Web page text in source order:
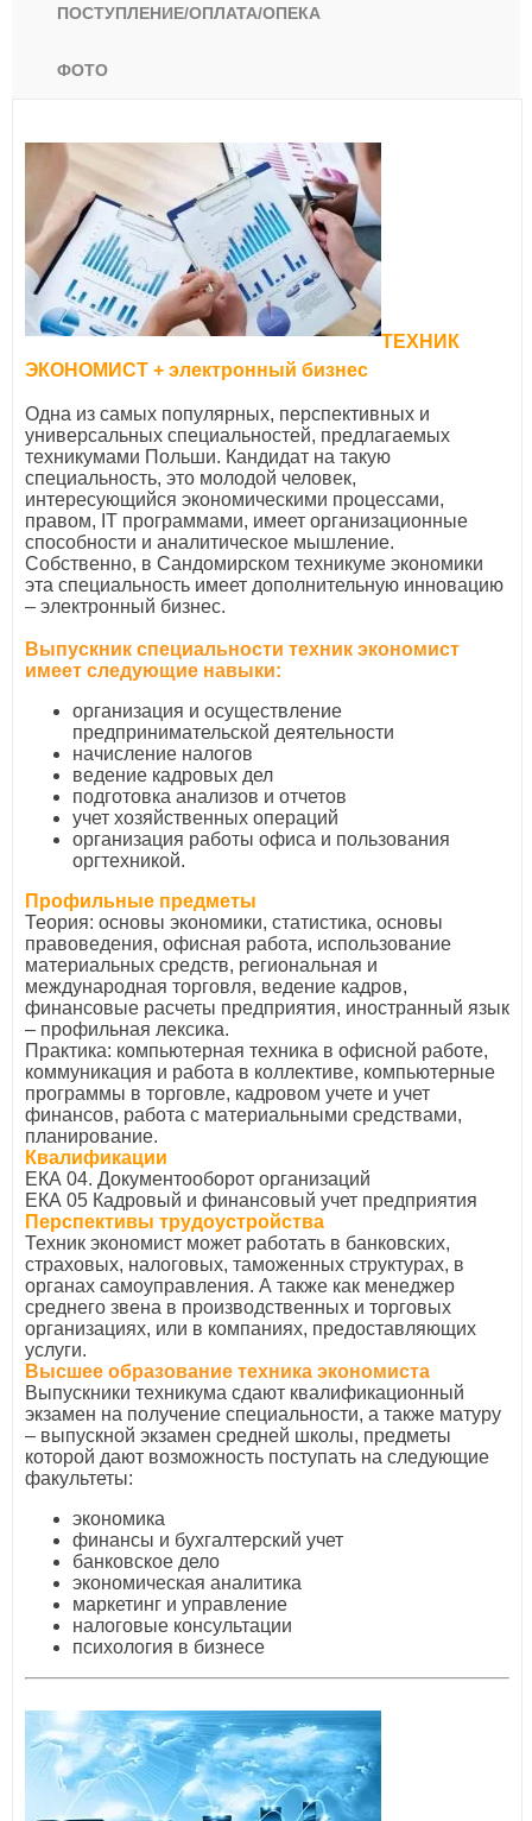
ПОСТУПЛЕНИЕ/ОПЛАТА/ОПЕКА
ФОТО
ТЕХНИК
ЭКОНОМИСТ + электронный бизнес
Одна из самых популярных, перспективных и
универсальных специальностей, предлагаемых
техникумами Польши. Кандидат на такую
специальность, это молодой человек,
интересующийся экономическими процессами,
правом, ІТ программами, имеет организационные
способности и аналитическое мышление.
Собственно, в Сандомирском техникуме экономики
эта специальность имеет дополнительную инновацию
– электронный бизнес.
Выпускник специальности техник экономист
имеет следующие навыки:
организация и осуществление
предпринимательской деятельности
начисление налогов
ведение кадровых дел
подготовка анализов и отчетов
учет хозяйственных операций
организация работы офиса и пользования
оргтехникой.
Профильные предметы
Теория: основы экономики, статистика, основы
правоведения, офисная работа, использование
материальных средств, региональная и
международная торговля, ведение кадров,
финансовые расчеты предприятия, иностранный язык
– профильная лексика.
Практика: компьютерная техника в офисной работе,
коммуникация и работа в коллективе, компьютерные
программы в торговле, кадровом учете и учет
финансов, работа с материальными средствами,
планирование.
Квалификации
ЕКА 04. Документооборот организаций
ЕКА 05 Кадровый и финансовый учет предприятия
Перспективы трудоустройства
Техник экономист может работать в банковских,
страховых, налоговых, таможенных структурах, в
органах самоуправления. А также как менеджер
среднего звена в производственных и торговых
организациях, или в компаниях, предоставляющих
услуги.
Высшее образование техника экономиста
Выпускники техникума сдают квалификационный
экзамен на получение специальности, а также матуру
– выпускной экзамен средней школы, предметы
которой дают возможность поступать на следующие
факультеты:
экономика
финансы и бухгалтерский учет
банковское дело
экономическая аналитика
маркетинг и управление
налоговые консультации
психология в бизнесе